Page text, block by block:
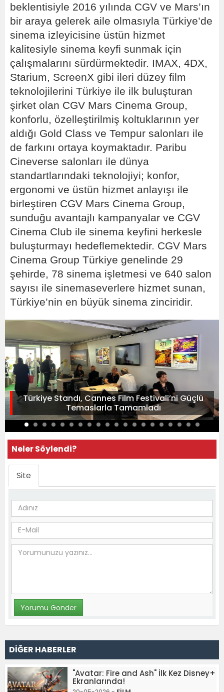
beklentisiyle 2016 yılında CGV ve Mars’ın
bir araya gelerek aile olmasıyla Türkiye’de
sinema izleyicisine üstün hizmet
kalitesiyle sinema keyfi sunmak için
çalışmalarını sürdürmektedir. IMAX, 4DX,
Starium, ScreenX gibi ileri düzey film
teknolojilerini Türkiye ile ilk buluşturan
şirket olan CGV Mars Cinema Group,
konforlu, özelleştirilmiş koltuklarının yer
aldığı Gold Class ve Tempur salonları ile
de farkını ortaya koymaktadır. Paribu
Cineverse salonları ile dünya
standartlarındaki teknolojiyi; konfor,
ergonomi ve üstün hizmet anlayışı ile
birleştiren CGV Mars Cinema Group,
sunduğu avantajlı kampanyalar ve CGV
Cinema Club ile sinema keyfini herkesle
buluşturmayı hedeflemektedir. CGV Mars
Cinema Group Türkiye genelinde 29
şehirde, 78 sinema işletmesi ve 640 salon
sayısı ile sinemaseverlere hizmet sunan,
Türkiye’nin en büyük sinema zinciridir.
Türkiye Standı, Cannes Film Festivali’ni Güçlü
Temaslarla Tamamladı
Neler Söylendi?
Site
DİĞER HABERLER
"Avatar: Fire and Ash" İlk Kez Disney+
Ekranlarında!